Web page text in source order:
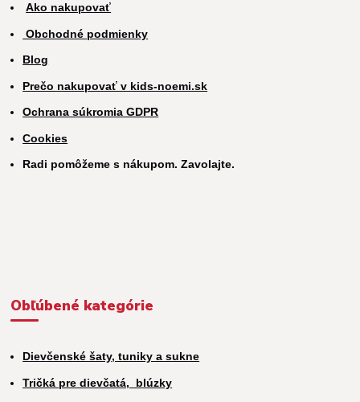
Ako nakupovať
Obchodné podmienky
Blog
Prečo nakupovať v kids-noemi.sk
Ochrana súkromia GDPR
Cookies
Radi pomôžeme s nákupom. Zavolajte.
Obľúbené kategórie
Dievčenské šaty, tuniky a sukne
Tričká pre dievčatá, blúzky